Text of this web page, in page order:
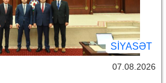
SİYASƏT
07.08.2026